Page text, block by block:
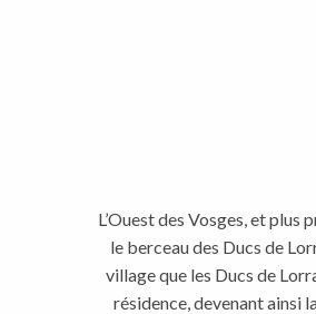
L’Ouest des Vosges, et plus
le berceau des Ducs de
village que les Ducs de
résidence, devenant ainsi